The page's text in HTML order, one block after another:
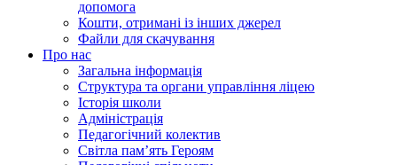
допомога
Кошти, отримані із інших джерел
Файли для скачування
Про нас
Загальна інформація
Структура та органи управління ліцею
Історія школи
Адміністрація
Педагогічний колектив
Світла пам’ять Героям